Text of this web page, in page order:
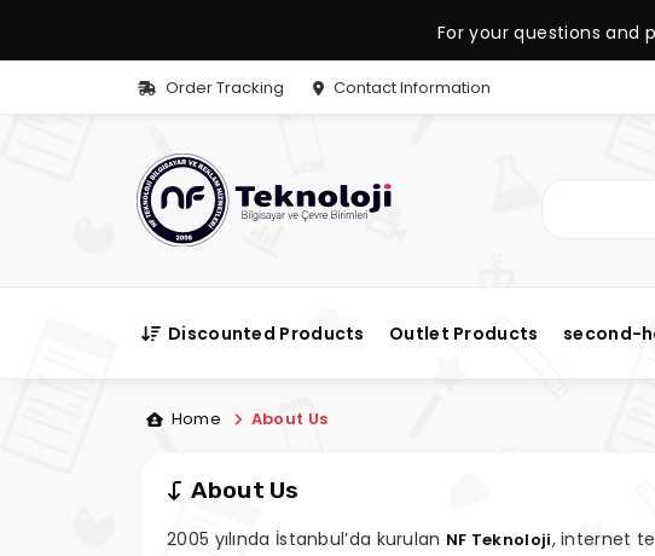
For your questions and
Order Tracking Contact Information
Discounted Products Outlet Products second-
Home About Us
About Us
2005 yılında İstanbul’da kurulan NF Teknoloji, internet